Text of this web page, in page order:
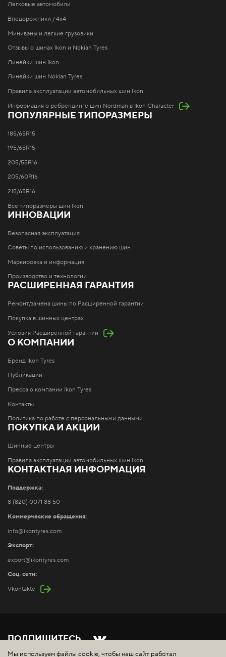
Легковые автомобили
Внедорожники / 4x4
Минивэны и легкие грузовики
Отзывы о шинах Ikon и Nokian Tyres
Линейки шин Ikon
Линейки шин Nokian Tyres
Правила эксплуатации автомобильных шин Ikon
Информация о ребрендинге шин Nordman в Ikon Character
ПОПУЛЯРНЫЕ ТИПОРАЗМЕРЫ
185/65R15
195/65R15
205/55R16
205/60R16
215/65R16
Все типоразмеры шин Ikon
ИННОВАЦИИ
Безопасная эксплуатация
Советы по использованию и хранению шин
Маркировка и информация
Производство и технологии
РАСШИРЕННАЯ ГАРАНТИЯ
Ремонт/замена шины по Расширенной гарантии
Покупка в шинных центрах
Условия Расширенной гарантии
О КОМПАНИИ
Бренд Ikon Tyres
Публикации
Пресса о компании Ikon Tyres
Контакты
Политика по работе с персональными данными
ПОКУПКА И АКЦИИ
Шинные центры
Правила эксплуатации автомобильных шин Ikon
КОНТАКТНАЯ ИНФОРМАЦИЯ
Поддержка:
8 (820) 0071 88 50
Коммерческие обращения:
info@ikontyres.com
Экспорт:
export@ikontyres.com
Соц. сети:
Vkontakte
ПОДПИШИТЕСЬ
Мы используем файлы cookie, чтобы наш сайт работал